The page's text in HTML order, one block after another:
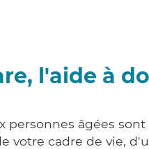
l'aide à
personnes âgées
votre cadre de vie,